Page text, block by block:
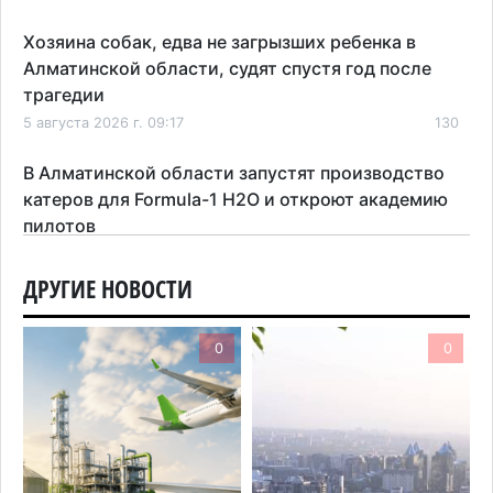
Хозяина собак, едва не загрызших ребенка в
Алматинской области, судят спустя год после
трагедии
5 августа 2026 г. 09:17 130
В Алматинской области запустят производство
катеров для Formula-1 H2O и откроют академию
пилотов
В Alatau City Authority назначили нового
директора по коммуникациям
4 августа 2026 г. 20:22 80
Партия «Әділет» предложила превратить
университеты в центры технологий и новых
рабочих мест
4 августа 2026 г. 15:11 147
ДРУГИЕ НОВОСТИ
0 0